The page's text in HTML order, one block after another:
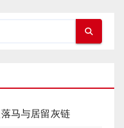
马与居留灰链